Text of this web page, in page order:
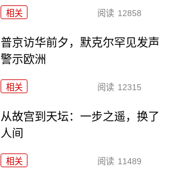
相关 阅读 12858
普京访华前夕，默克尔罕见发声
警示欧洲
相关 阅读 12315
从故宫到天坛：一步之遥，换了
人间
相关 阅读 11489